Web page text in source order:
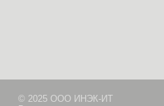
© 2025 ООО ИНЭК-ИТ